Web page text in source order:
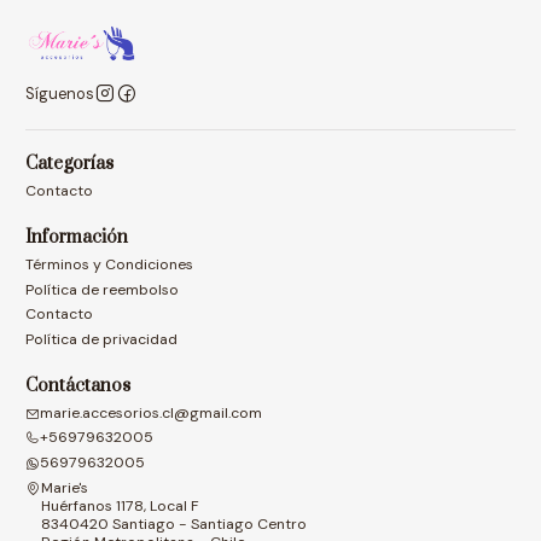
Síguenos
Categorías
Contacto
Información
Términos y Condiciones
Política de reembolso
Contacto
Política de privacidad
Contáctanos
marie.accesorios.cl@gmail.com
+56979632005
56979632005
Marie's
Huérfanos 1178, Local F
8340420 Santiago - Santiago Centro